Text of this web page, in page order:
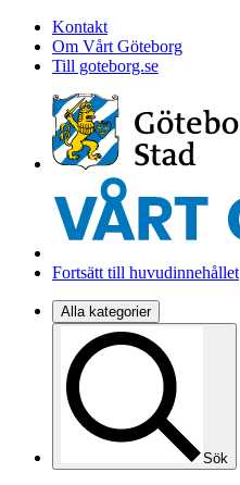
Kontakt
Om Vårt Göteborg
Till goteborg.se
Fortsätt till huvudinnehållet
Alla kategorier
Sök